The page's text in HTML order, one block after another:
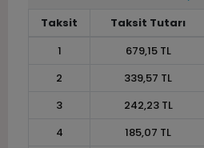
Taksit Taksit Tutarı
1
679,15 TL
2
339,57 TL
3
242,23 TL
4
185,07 TL